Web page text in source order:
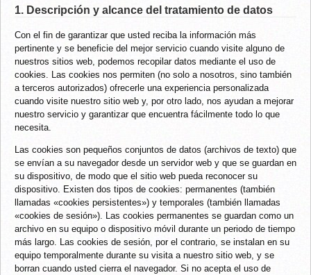
1. Descripción y alcance del tratamiento de datos
Con el fin de garantizar que usted reciba la información más
pertinente y se beneficie del mejor servicio cuando visite alguno de
nuestros sitios web, podemos recopilar datos mediante el uso de
cookies. Las cookies nos permiten (no solo a nosotros, sino también
a terceros autorizados) ofrecerle una experiencia personalizada
cuando visite nuestro sitio web y, por otro lado, nos ayudan a mejorar
nuestro servicio y garantizar que encuentra fácilmente todo lo que
necesita.
Las cookies son pequeños conjuntos de datos (archivos de texto) que
se envían a su navegador desde un servidor web y que se guardan en
su dispositivo, de modo que el sitio web pueda reconocer su
dispositivo. Existen dos tipos de cookies: permanentes (también
llamadas «cookies persistentes») y temporales (también llamadas
«cookies de sesión»). Las cookies permanentes se guardan como un
archivo en su equipo o dispositivo móvil durante un periodo de tiempo
más largo. Las cookies de sesión, por el contrario, se instalan en su
equipo temporalmente durante su visita a nuestro sitio web, y se
borran cuando usted cierra el navegador. Si no acepta el uso de